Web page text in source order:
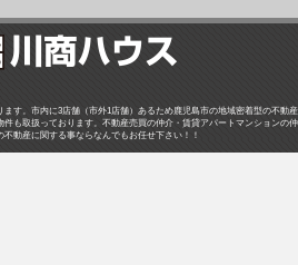
す。市内に3店舗（市外1店舗）あるため鹿児島市の地域密着型の不動産
も取扱っております。不動産売買の仲介・賃貸アパートマンションの仲
動産に関する事ならなんでもお任せ下さい！！